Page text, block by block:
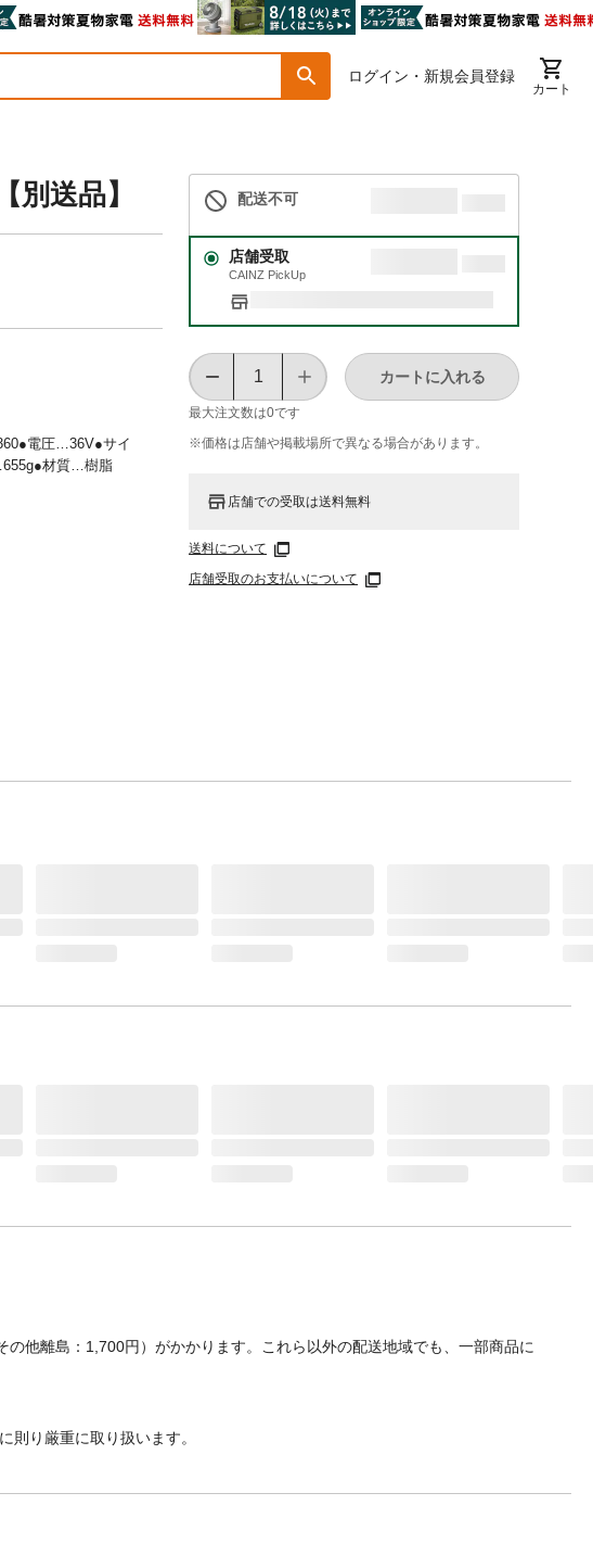
ログイン・新規会員登録
カート
送品】 配送不可
店舗受取
CAINZ PickUp
最大注文数は0です
カートに入れる
※価格は​店舗や​掲載場所で​異なる​場合が​あります。
店舗での受取は送料無料
送料について
店舗受取のお支払いについて
電圧…36V●サイ
材質…樹脂
他離島：1,700円）がかかります。これら以外の配送地域でも、一部商品に
則り厳重に取り扱います。